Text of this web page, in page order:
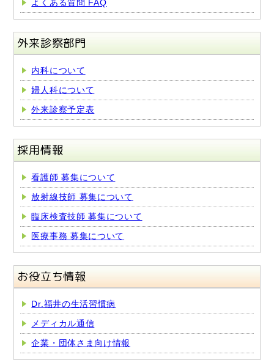
よくある質問 FAQ
外来診察部門
内科について
婦人科について
外来診察予定表
採用情報
看護師 募集について
放射線技師 募集について
臨床検査技師 募集について
医療事務 募集について
お役立ち情報
Dr.福井の生活習慣病
メディカル通信
企業・団体さま向け情報